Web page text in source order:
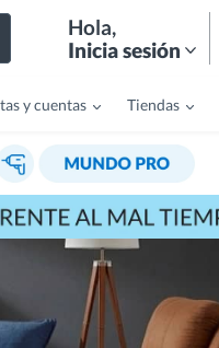
Hola,
Inicia sesión
y cuentas Tiendas